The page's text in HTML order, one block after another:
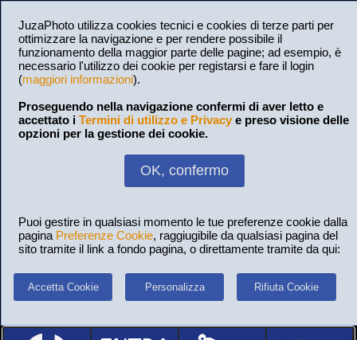
JuzaPhoto utilizza cookies tecnici e cookies di terze parti per
ottimizzare la navigazione e per rendere possibile il
funzionamento della maggior parte delle pagine; ad esempio, è
necessario l'utilizzo dei cookie per registarsi e fare il login
(maggiori informazioni).
Proseguendo nella navigazione confermi di aver letto e
accettato i Termini di utilizzo e Privacy e preso visione delle
opzioni per la gestione dei cookie.
OK, confermo
Puoi gestire in qualsiasi momento le tue preferenze cookie dalla
pagina Preferenze Cookie, raggiugibile da qualsiasi pagina del
sito tramite il link a fondo pagina, o direttamente tramite da qui:
Accetta Cookie Personalizza Rifiuta Cookie